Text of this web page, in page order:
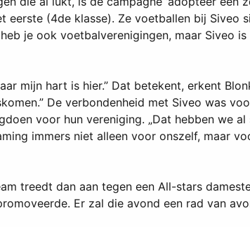
(4de klasse). Ze voetballen bij Siveo
je ook voetbalverenigingen, maar Siveo is
mijn hart is hier.” Dat betekent, erkent
De verbondenheid met Siveo was
voor hun vereniging. „Dat hebben we al
immers niet alleen voor onszelf, maar
treedt dan aan tegen een All-stars
Er zal die avond een rad van